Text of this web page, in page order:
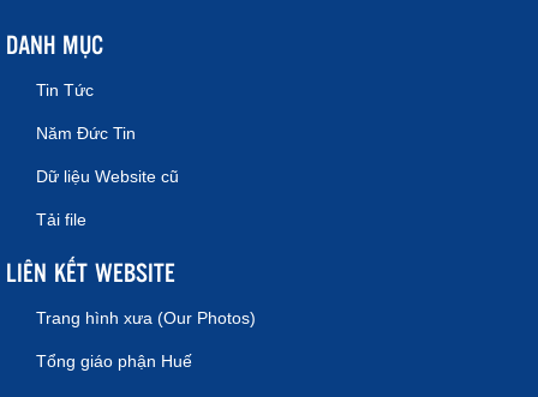
DANH MỤC
Tin Tức
Năm Đức Tin
Dữ liệu Website cũ
Tải file
LIÊN KẾT WEBSITE
Trang hình xưa (Our Photos)
Tổng giáo phận Huế